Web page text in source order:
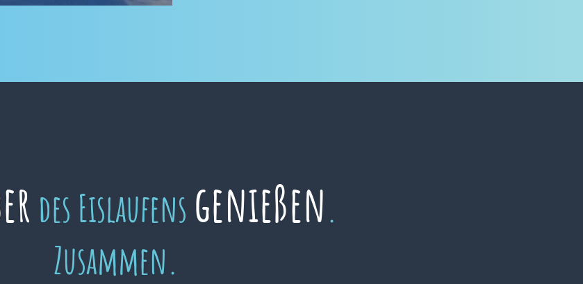
des Eislaufens genießen.
Zusammen.